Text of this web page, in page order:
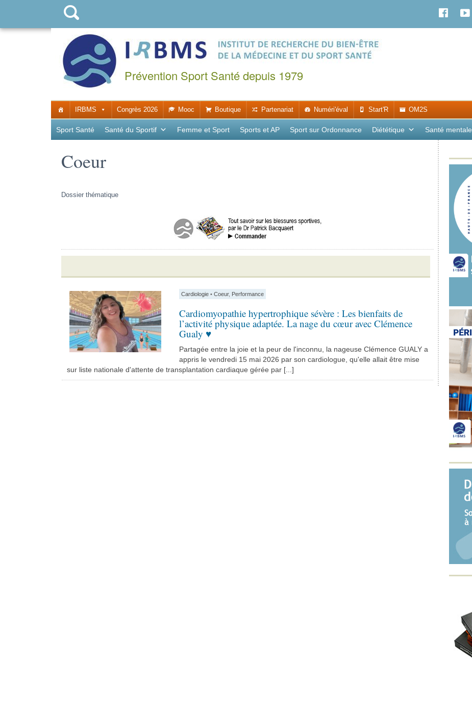
Prévention Sport Santé depuis 1979
IRBMS Congrès 2026 Mooc Boutique Partenariat Numéri'éval Start'R OM2S
Sport Santé Santé du Sportif Femme et Sport Sports et AP Sport sur Ordonnance Diététique Santé mentale
Coeur
Dossier thématique
Cardiologie• Coeur, Performance
Cardiomyopathie hypertrophique sévère : Les bienfaits de
l’activité physique adaptée. La nage du cœur avec Clémence
Gualy ♥
Partagée entre la joie et la peur de l'inconnu, la nageuse Clémence GUALY a
appris le vendredi 15 mai 2026 par son cardiologue, qu'elle allait être mise
sur liste nationale d'attente de transplantation cardiaque gérée par [...]